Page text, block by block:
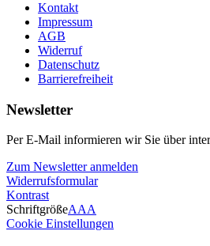
Kontakt
Impressum
AGB
Widerruf
Datenschutz
Barrierefreiheit
Newsletter
Per E-Mail informieren wir Sie über
Zum Newsletter anmelden
Widerrufsformular
Kontrast
SchriftgrößeAAA
Cookie Einstellungen